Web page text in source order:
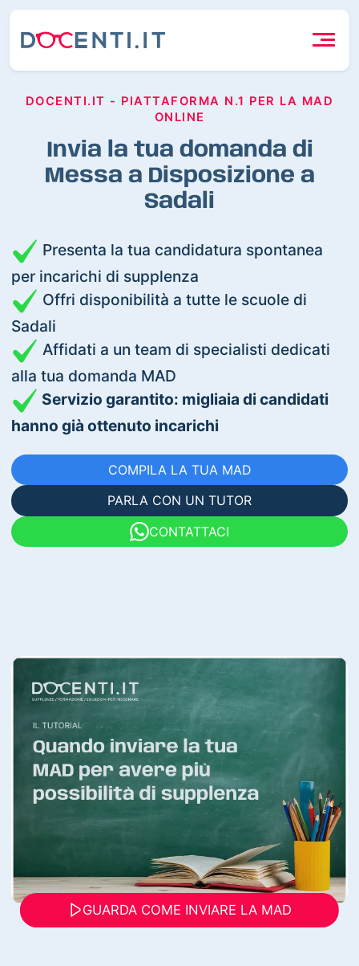
DOCENTI.IT - PIATTAFORMA N.1 PER LA MAD
ONLINE
Invia la tua domanda di
Messa a Disposizione a
Sadali
Presenta la tua candidatura spontanea
per incarichi di supplenza
Offri disponibilità a tutte le scuole di
Sadali
Affidati a un team di specialisti dedicati
alla tua domanda MAD
Servizio garantito: migliaia di candidati
hanno già ottenuto incarichi
COMPILA LA TUA MAD
PARLA CON UN TUTOR
CONTATTACI
GUARDA COME INVIARE LA MAD